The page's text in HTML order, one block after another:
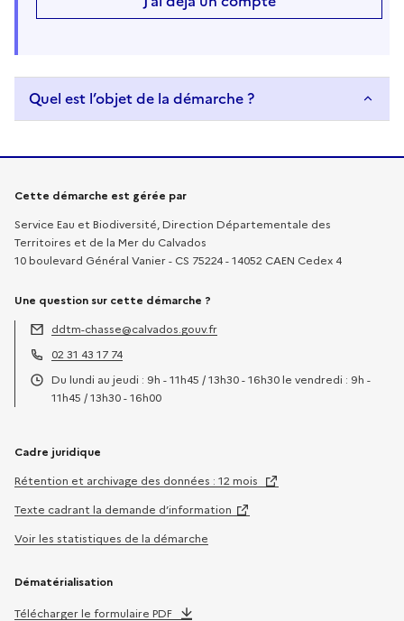
Quel est l’objet de la démarche ?
Informations sur la démarche
Cette démarche est gérée par
Service Eau et Biodiversité, Direction Départementale des
Territoires et de la Mer du Calvados
10 boulevard Général Vanier - CS 75224 - 14052 CAEN Cedex 4
Une question sur cette démarche ?
Adresse électronique :
ddtm-chasse@calvados.gouv.fr
Téléphone :
02 31 43 17 74
Horaires :
Du lundi au jeudi : 9h - 11h45 / 13h30 - 16h30 le vendredi : 9h -
11h45 / 13h30 - 16h00
Cadre juridique
Rétention et archivage des données : 12 mois
Texte cadrant la demande d’information
Voir les statistiques de la démarche
Dématérialisation
Télécharger le formulaire PDF